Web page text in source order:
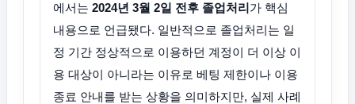
에서는 2024년 3월 2일 전후 졸업처리가 핵심
내용으로 언급됐다. 일반적으로 졸업처리는 일
정 기간 정상적으로 이용하던 계정이 더 이상 이
용 대상이 아니라는 이유로 베팅 제한이나 이용
종료 안내를 받는 상황을 의미하지만, 실제 사례